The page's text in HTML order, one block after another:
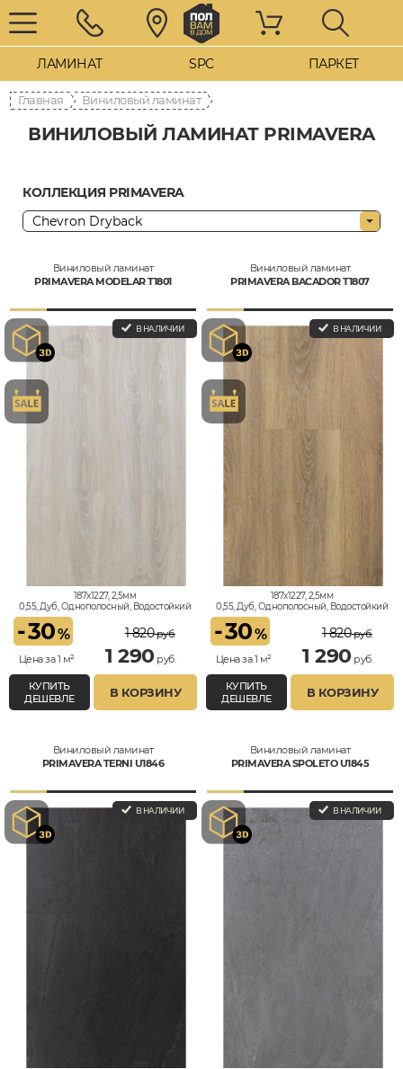
ЛАМИНАТ SPC ПАРКЕТ
Главная Виниловый ламинат
ВИНИЛОВЫЙ ЛАМИНАТ PRIMAVERA
КОЛЛЕКЦИЯ PRIMAVERA
Виниловый ламинат
PRIMAVERA MODELAR T1801
В НАЛИЧИИ
187x1227, 2,5мм
0,55, Дуб, Однополосный, Водостойкий
-30%
Цена за 1 м²
1 820руб.
1 290 руб.
КУПИТЬ
ДЕШЕВЛЕ
В КОРЗИНУ
Виниловый ламинат
PRIMAVERA BACADOR T1807
В НАЛИЧИИ
187x1227, 2,5мм
0,55, Дуб, Однополосный, Водостойкий
-30%
Цена за 1 м²
1 820руб.
1 290 руб.
КУПИТЬ
ДЕШЕВЛЕ
В КОРЗИНУ
Виниловый ламинат
PRIMAVERA TERNI U1846
В НАЛИЧИИ
Виниловый ламинат
PRIMAVERA SPOLETO U1845
В НАЛИЧИИ